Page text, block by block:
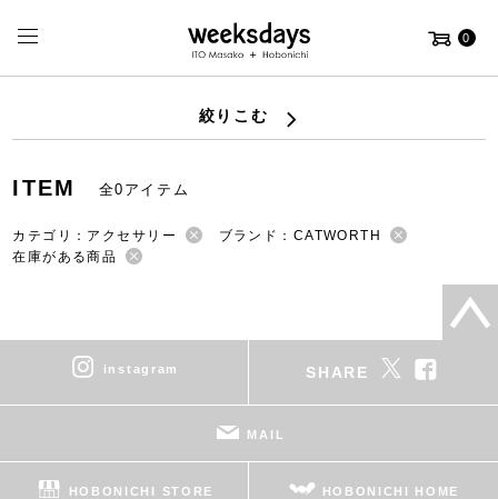
0
絞りこむ
ITEM 全0アイテム
カテゴリ：アクセサリー
ブランド：CATWORTH
在庫がある商品
instagram SHARE
MAIL
HOBONICHI STORE HOBONICHI HOME